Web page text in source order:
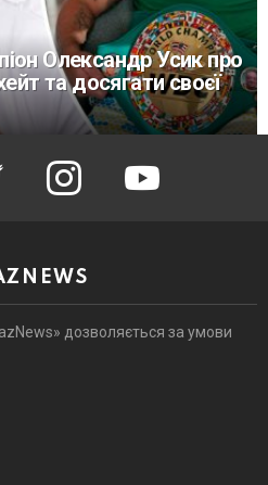
Олександр Усик про
та досягати своєї
instagram youtube
дозволяється за умови